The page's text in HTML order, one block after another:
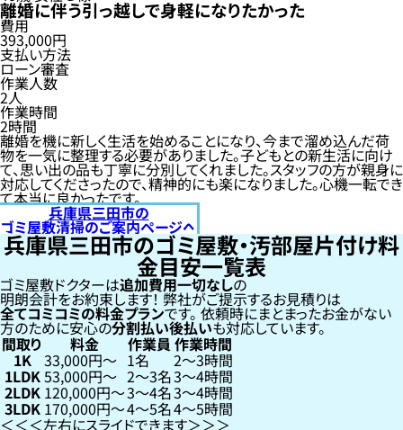
離婚に伴う引っ越しで身軽になりたかった
費用
393,000円
支払い方法
ローン審査
作業人数
2人
作業時間
2時間
離婚を機に新しく生活を始めることになり、今まで溜め込んだ荷
物を一気に整理する必要がありました。子どもとの新生活に向け
て、思い出の品も丁寧に分別してくれました。スタッフの方が親身に
対応してくださったので、精神的にも楽になりました。心機一転でき
て本当に良かったです。
兵庫県三田市の
ゴミ屋敷清掃のご案内ページへ
兵庫県三田市のゴミ屋敷・汚部屋片付け料
金目安一覧表
ゴミ屋敷ドクターは追加費用一切なしの
明朗会計をお約束します！弊社がご提示するお見積りは
全てコミコミの料金プランです。依頼時にまとまったお金がない
方のために安心の分割払い後払いも対応しています。
間取り 料金 作業員 作業時間
1K 33,000円〜 1名 2〜3時間
1LDK53,000円〜 2〜3名3〜4時間
2LDK 120,000円〜3〜4名3〜4時間
3LDK 170,000円〜4〜5名4〜5時間
左右にスライドできます